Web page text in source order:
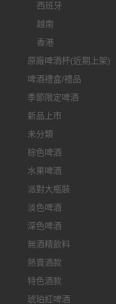
西班牙
越南
香港
原廠啤酒杯(近期上架)
啤酒禮盒/禮品
季節限定啤酒
新品上市
未分類
棕色啤酒
水果啤酒
派對大瓶裝
淡色啤酒
深色啤酒
無酒精飲料
熱賣酒款
特色酒款
琥珀紅啤酒